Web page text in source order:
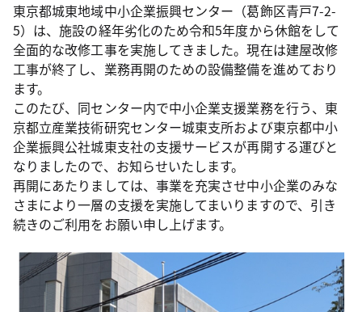
東京都城東地域中小企業振興センター（葛飾区青戸7-2-
5）は、施設の経年劣化のため令和5年度から休館をして
全面的な改修工事を実施してきました。現在は建屋改修
工事が終了し、業務再開のための設備整備を進めており
ます。
このたび、同センター内で中小企業支援業務を行う、東
京都立産業技術研究センター城東支所および東京都中小
企業振興公社城東支社の支援サービスが再開する運びと
なりましたので、お知らせいたします。
再開にあたりましては、事業を充実させ中小企業のみな
さまにより一層の支援を実施してまいりますので、引き
続きのご利用をお願い申し上げます。